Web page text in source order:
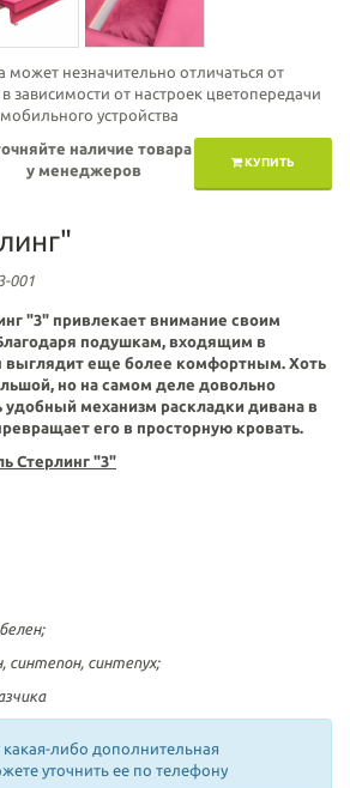
может незначительно отличаться от
зависимости от настроек цветопередачи
устройства
КУПИТЬ
наличие товара
у менеджеров
001
"3" привлекает внимание своим
подушкам, входящим в
выглядит еще более комфортным. Хоть
но на самом деле довольно
механизм раскладки дивана в
его в просторную кровать.
Стерлинг "3"
;
синтепон, синтепух;
какая-либо дополнительная
уточнить ее по телефону